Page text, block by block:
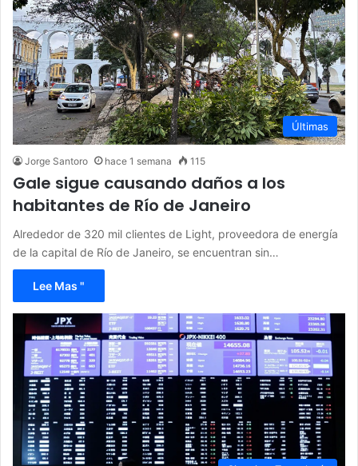
Últimas
Jorge Santoro hace 1 semana 115
Gale sigue causando daños a los
habitantes de Río de Janeiro
Alrededor de 320 mil clientes de Light, proveedora de energía
de la capital de Río de Janeiro, se encuentran sin…
Lee Mas "